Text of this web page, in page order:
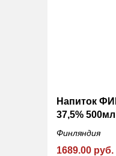
Напиток
37,5% 500мл
Финляндия
1689.00 руб.